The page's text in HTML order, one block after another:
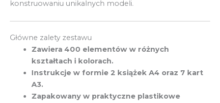
konstruowaniu unikalnych modeli.
Główne zalety zestawu
Zawiera 400 elementów w różnych
kształtach i kolorach.
Instrukcje w formie 2 książek A4 oraz 7 kart
A3.
Zapakowany w praktyczne plastikowe